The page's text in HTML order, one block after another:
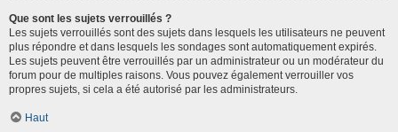
Que sont les sujets verrouillés ?
Les sujets verrouillés sont des sujets dans lesquels les utilisateurs ne peuvent
plus répondre et dans lesquels les sondages sont automatiquement expirés.
Les sujets peuvent être verrouillés par un administrateur ou un modérateur du
forum pour de multiples raisons. Vous pouvez également verrouiller vos
propres sujets, si cela a été autorisé par les administrateurs.
Haut